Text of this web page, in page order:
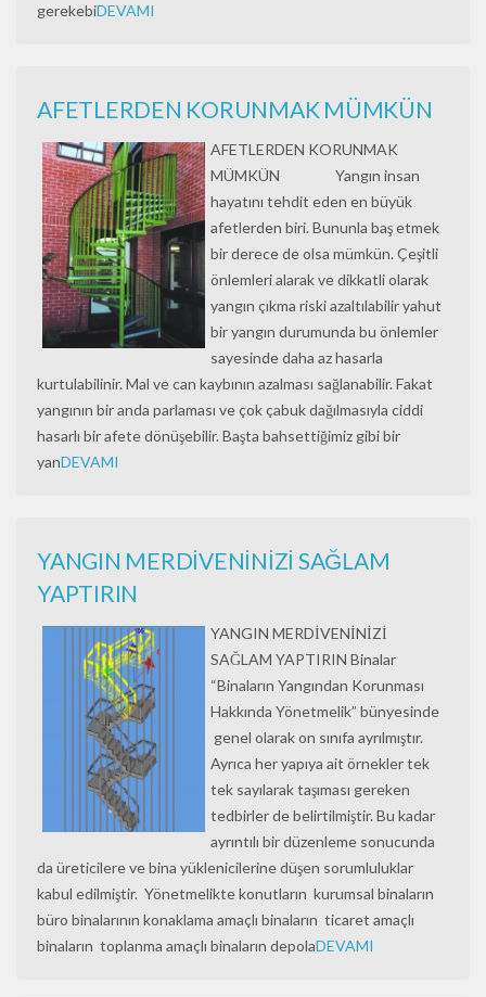
gerekebiDEVAMI
AFETLERDEN KORUNMAK MÜMKÜN
AFETLERDEN KORUNMAK
MÜMKÜN Yangın insan
hayatını tehdit eden en büyük
afetlerden biri. Bununla baş etmek
bir derece de olsa mümkün. Çeşitli
önlemleri alarak ve dikkatli olarak
yangın çıkma riski azaltılabilir yahut
bir yangın durumunda bu önlemler
sayesinde daha az hasarla
kurtulabilinir. Mal ve can kaybının azalması sağlanabilir. Fakat
yangının bir anda parlaması ve çok çabuk dağılmasıyla ciddi
hasarlı bir afete dönüşebilir. Başta bahsettiğimiz gibi bir
yanDEVAMI
YANGIN MERDİVENİNİZİ SAĞLAM
YAPTIRIN
YANGIN MERDİVENİNİZİ
SAĞLAM YAPTIRIN Binalar
“Binaların Yangından Korunması
Hakkında Yönetmelik” bünyesinde
genel olarak on sınıfa ayrılmıştır.
Ayrıca her yapıya ait örnekler tek
tek sayılarak taşıması gereken
tedbirler de belirtilmiştir. Bu kadar
ayrıntılı bir düzenleme sonucunda
da üreticilere ve bina yüklenicilerine düşen sorumluluklar
kabul edilmiştir. Yönetmelikte konutların kurumsal binaların
büro binalarının konaklama amaçlı binaların ticaret amaçlı
binaların toplanma amaçlı binaların depolaDEVAMI